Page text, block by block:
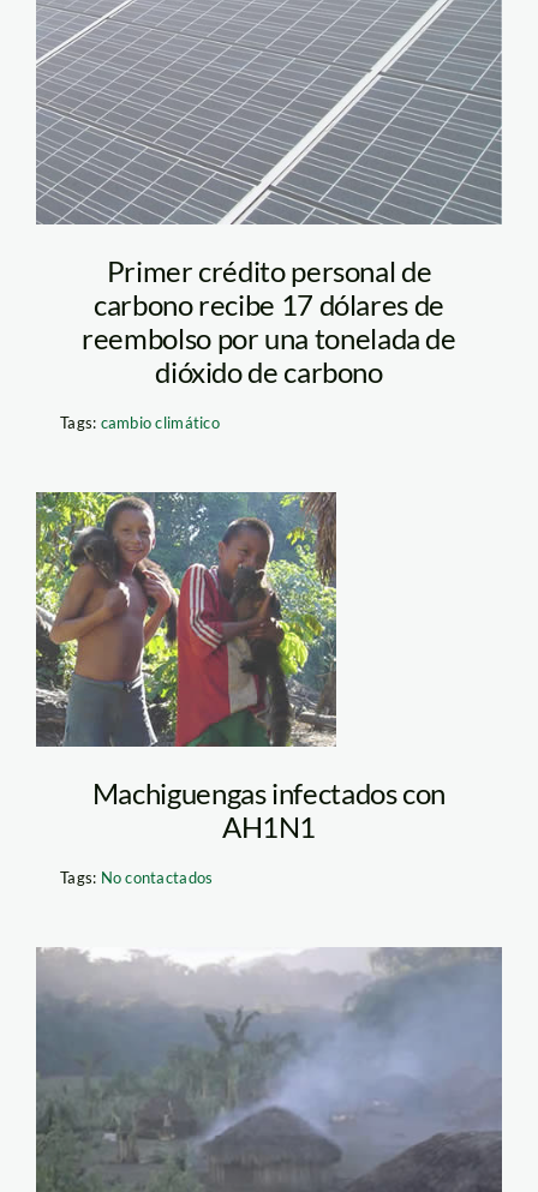
solar-roof-panels-001
Primer crédito personal de
carbono recibe 17 dólares de
reembolso por una tonelada de
dióxido de carbono
Tags: cambio climático
machiguengas_shinai
Machiguengas infectados con
AH1N1
Tags: No contactados
nahua_shinai